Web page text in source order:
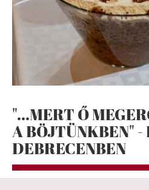
"...MERT Ő
A BÖJTÜNKBEN"
DEBRECENBEN